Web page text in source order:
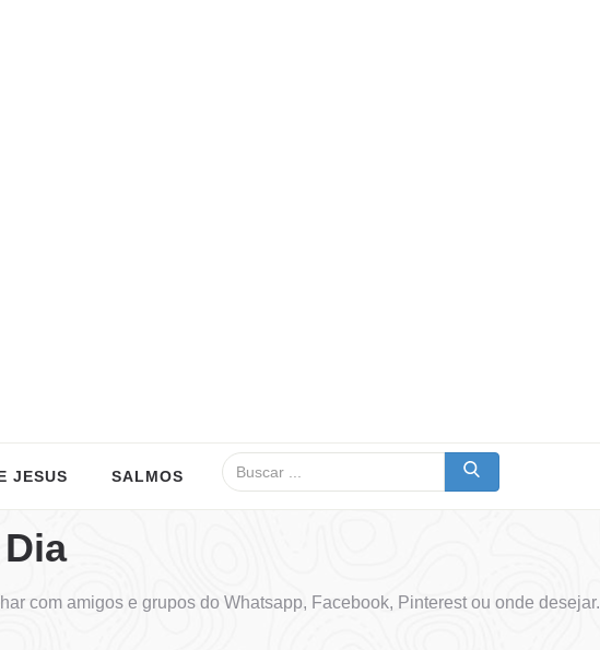
JESUS SALMOS
com amigos e grupos do Whatsapp, Facebook, Pinterest ou onde desejar.